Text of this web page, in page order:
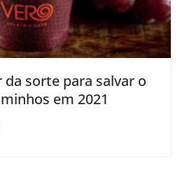
da sorte para salvar o
em 2021